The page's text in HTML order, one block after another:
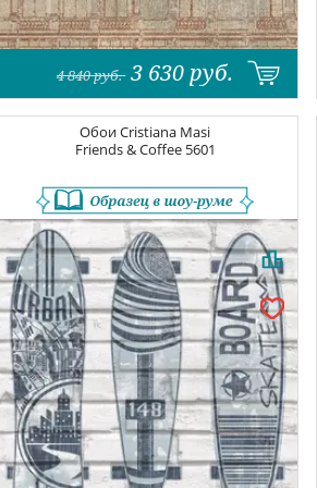
4 840руб. 3 630 руб.
ОбоиCristiana Masi
Friends & Coffee 5601